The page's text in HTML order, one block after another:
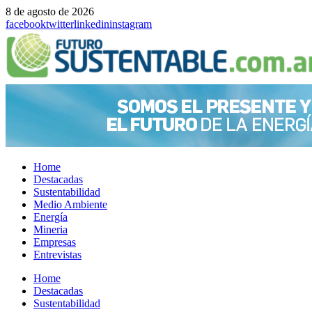
8 de agosto de 2026
facebooktwitterlinkedininstagram
Home
Destacadas
Sustentabilidad
Medio Ambiente
Energía
Mineria
Empresas
Entrevistas
Menu
Home
Destacadas
Sustentabilidad